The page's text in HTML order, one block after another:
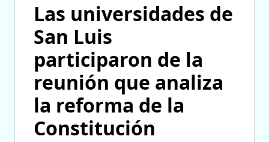
Las universidades de
San Luis
participaron de la
reunión que analiza
la reforma de la
Constitución